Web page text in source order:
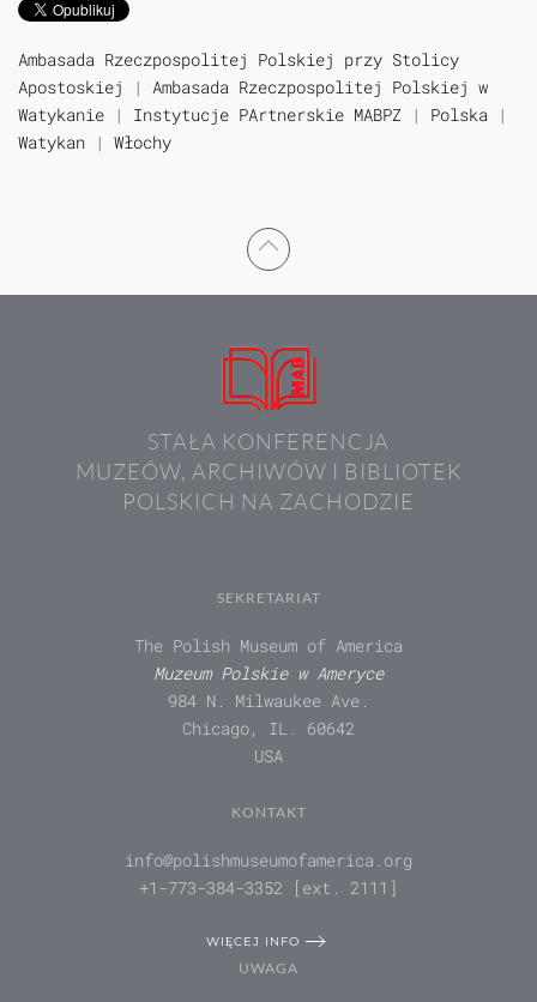
Ambasada Rzeczpospolitej Polskiej przy Stolicy
Apostoskiej
| Ambasada Rzeczpospolitej Polskiej w
Watykanie | Instytucje PArtnerskie MABPZ | Polska |
Watykan | Włochy
STAŁA KONFERENCJA
MUZEÓW, ARCHIWÓW I BIBLIOTEK
POLSKICH NA ZACHODZIE
SEKRETARIAT
The Polish Museum of America
Muzeum Polskie w Ameryce
984 N. Milwaukee Ave.
Chicago, IL. 60642
USA
KONTAKT
info@polishmuseumofamerica.org
+1-773-384-3352 [ext. 2111]
WIĘCEJ INFO
UWAGA